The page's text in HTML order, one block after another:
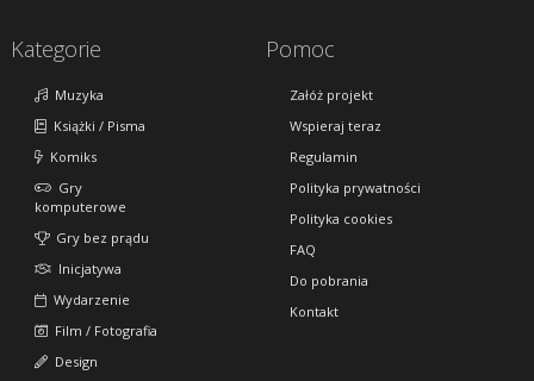
Kategorie
Muzyka
Książki / Pisma
Komiks
Gry
komputerowe
Gry bez prądu
Inicjatywa
Wydarzenie
Film / Fotografia
Design
Pomoc
Załóż projekt
Wspieraj teraz
Regulamin
Polityka prywatności
Polityka cookies
FAQ
Do pobrania
Kontakt